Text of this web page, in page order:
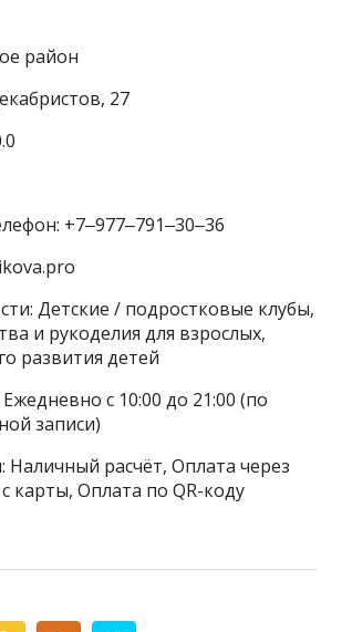
район
27
+7‒977‒791‒30‒36
Детские / подростковые клубы,
и рукоделия для взрослых,
развития детей
с 10:00 до 21:00 (по
записи)
Наличный расчёт, Оплата через
карты, Оплата по QR-коду